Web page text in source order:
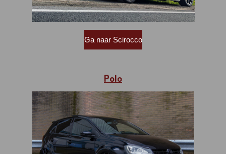
Ga naar Scirocco
Polo